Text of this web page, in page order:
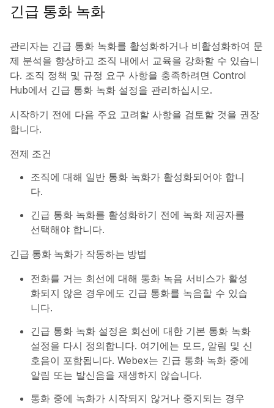
긴급 통화 녹화
관리자는 긴급 통화 녹화를 활성화하거나 비활성화하여 문
제 분석을 향상하고 조직 내에서 교육을 강화할 수 있습니
다. 조직 정책 및 규정 요구 사항을 충족하려면 Control
Hub에서 긴급 통화 녹화 설정을 관리하십시오.
시작하기 전에 다음 주요 고려할 사항을 검토할 것을 권장
합니다.
전제 조건
조직에 대해 일반 통화 녹화가 활성화되어야 합니
다.
긴급 통화 녹화를 활성화하기 전에 녹화 제공자를
선택해야 합니다.
긴급 통화 녹화가 작동하는 방법
전화를 거는 회선에 대해 통화 녹음 서비스가 활성
화되지 않은 경우에도 긴급 통화를 녹음할 수 있습
니다.
긴급 통화 녹화 설정은 회선에 대한 기본 통화 녹화
설정을 다시 정의합니다. 여기에는 모드, 알림 및 신
호음이 포함됩니다. Webex는 긴급 통화 녹화 중에
알림 또는 발신음을 재생하지 않습니다.
통화 중에 녹화가 시작되지 않거나 중지되는 경우